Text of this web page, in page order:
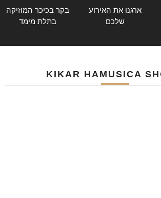
ארגנו את האירוע
שלכם
בקר בכיכר המוזיקה
בתלת מימד